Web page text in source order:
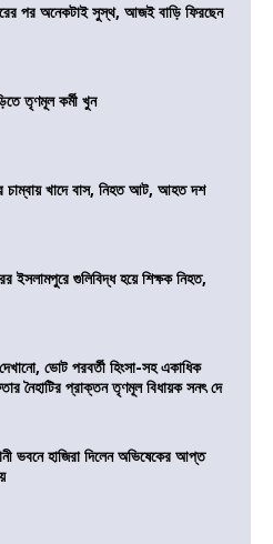
পর অনেকটাই সুস্থ, আজই বাড়ি ফিরছেন
তৃণমূল কর্মী খুন
চাম্বায় খাদে বাস, নিহত আট, আহত দশ
ইসলামপুরে গুলিবিদ্ধ হয়ে শিক্ষক নিহত,
ভোট পরবর্তী হিংসা-সহ একাধিক
নৈহাটির প্রাক্তন তৃণমূল বিধায়ক সনৎ দে
ভবনে হাজিরা দিলেন অভিষেকের আপ্ত